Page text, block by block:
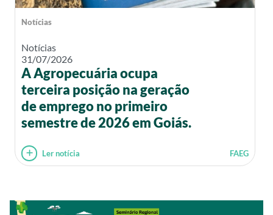
Notícias
Notícias
31/07/2026
A Agropecuária ocupa
terceira posição na geração
de emprego no primeiro
semestre de 2026 em Goiás.
Ler notícia FAEG